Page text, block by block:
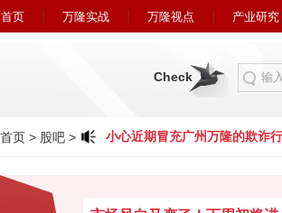
首页 万隆实战 万隆视点 产业研究
Check
首页 > 股吧 > 小心近期冒充广州万隆的欺诈行